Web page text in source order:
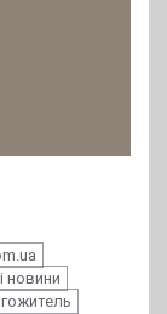
новини